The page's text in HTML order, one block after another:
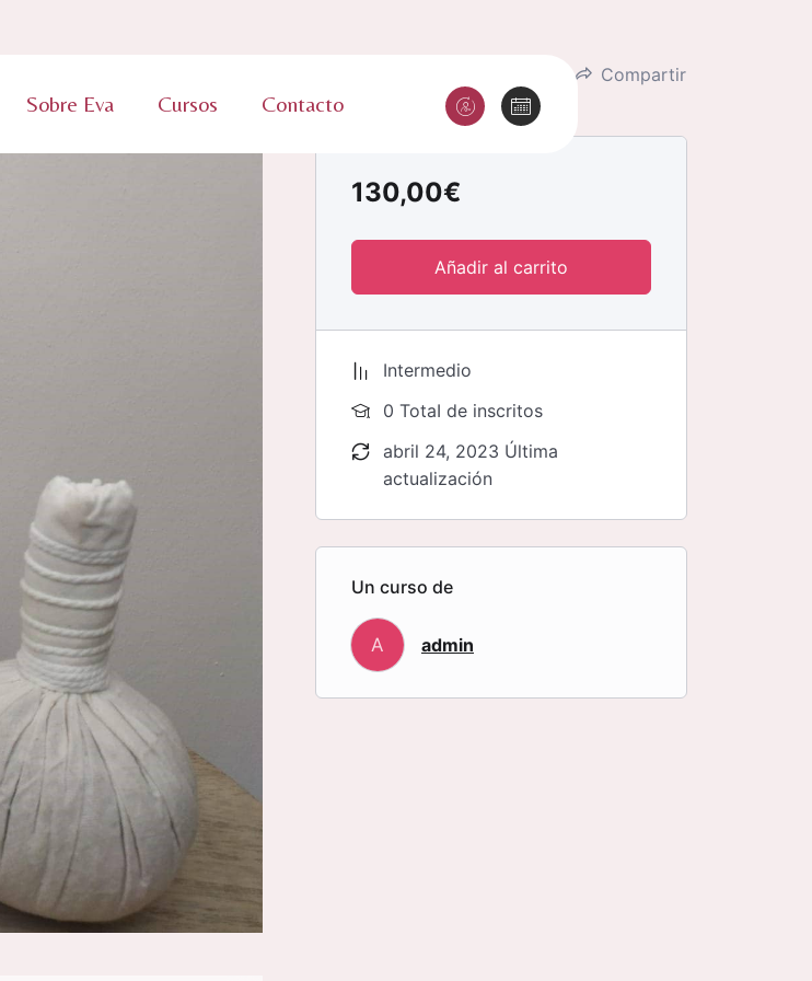
Sobre Eva Cursos Contacto
Compartir
130,00€
Añadir al carrito
Intermedio
0 TotaI de inscritos
abril 24, 2023 Última
actualización
Un curso de
A admin